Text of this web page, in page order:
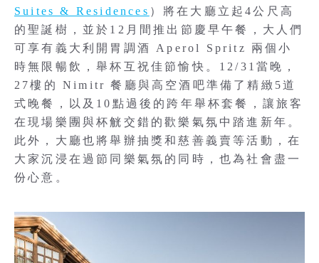
Suites & Residences ）將在大廳立起4公尺高
的聖誕樹，並於12月間推出節慶早午餐，大人們
可享有義大利開胃調酒 Aperol Spritz 兩個小
時無限暢飲，舉杯互祝佳節愉快。12/31當晚，
27樓的 Nimitr 餐廳與高空酒吧準備了精緻5道
式晚餐，以及10點過後的跨年舉杯套餐，讓旅客
在現場樂團與杯觥交錯的歡樂氣氛中踏進新年。
此外，大廳也將舉辦抽獎和慈善義賣等活動，在
大家沉浸在過節同樂氣氛的同時，也為社會盡一
份心意。